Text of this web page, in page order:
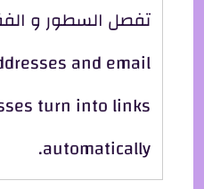
تفصل السطور و
and email
turn into links
automatically.